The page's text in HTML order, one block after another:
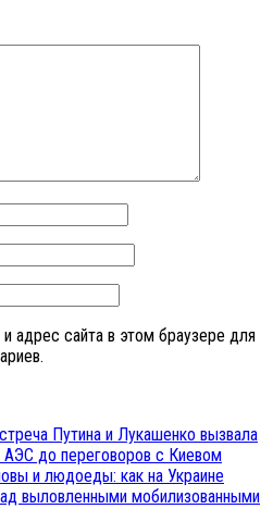
адрес сайта в этом браузере для
Путина и Лукашенко вызвала
АЭС до переговоров с Киевом
и людоеды: как на Украине
выловленными мобилизованными